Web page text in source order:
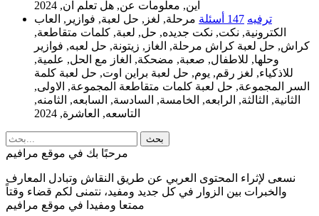
اين, معلومات عن, هل تعلم ان, 2024
ترفيه 147 أسئلة
مرحلة, لغز, حل لعبة, فوازير, العاب
الكترونية, نكت, نكت جديده, حل, لعبة, كلمات متقاطعة,
كراش, حل لعبة كراش مرحلة, الغاز, زيتونة, حل لعبه, فوازير
وحلها, للاطفال, صعبة, مضحكة, الغاز مع الحل, علمية,
للاذكياء, لغز رقم, يوم, حل لعبة براين اوت, حل لعبة كلمة
السر المجموعة, حل لعبة كلمات متقاطعة المجموعة, الاولى,
الثانية, الثالثة, الرابعه, الخامسة, السادسة, السابعه, الثامنه,
التاسعه, العاشرة, 2024
مرحبًا بك في موقع مرافيم
نسعى لإثراء المحتوى العربي عن طريق النقاش وتبادل المعارف
والخبرات بين الزوار في كل جديد ومفيد، نتمنى لكم قضاء وقتاً
ممتعا ومفيدا في موقع مرافيم